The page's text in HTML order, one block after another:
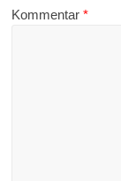
Kommentar*